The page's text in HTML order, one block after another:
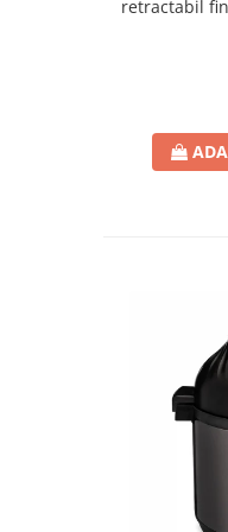
retractabil